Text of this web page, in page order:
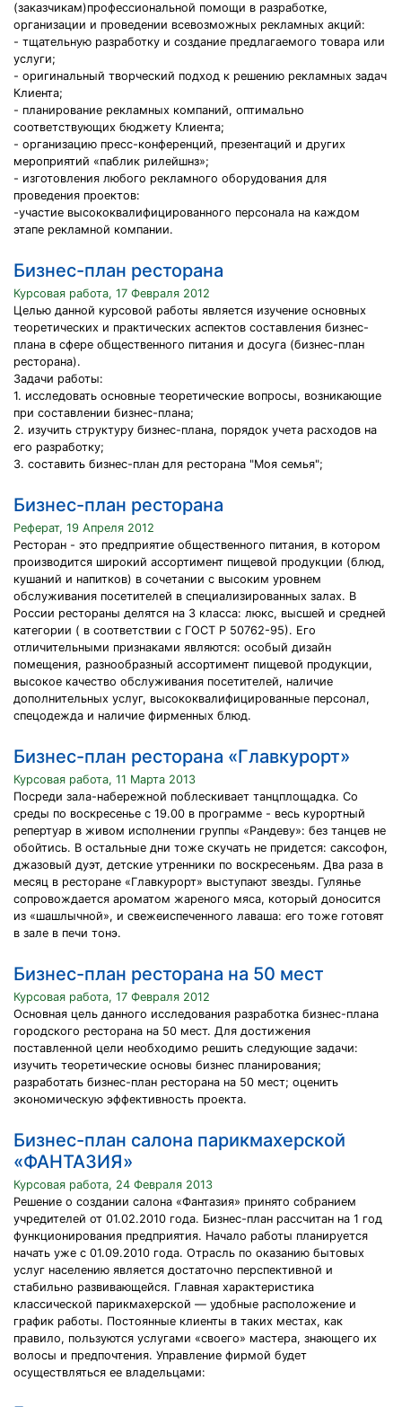
(заказчикам)профессиональной помощи в разработке,
организации и проведении всевозможных рекламных акций:
- тщательную разработку и создание предлагаемого товара или
услуги;
- оригинальный творческий подход к решению рекламных задач
Клиента;
- планирование рекламных компаний, оптимально
соответствующих бюджету Клиента;
- организацию пресс-конференций, презентаций и других
мероприятий «паблик рилейшнз»;
- изготовления любого рекламного оборудования для
проведения проектов:
-участие высококвалифицированного персонала на каждом
этапе рекламной компании.
Бизнес-план ресторана
Курсовая работа, 17 Февраля 2012
Целью данной курсовой работы является изучение основных
теоретических и практических аспектов составления бизнес-
плана в сфере общественного питания и досуга (бизнес-план
ресторана).
Задачи работы:
1. исследовать основные теоретические вопросы, возникающие
при составлении бизнес-плана;
2. изучить структуру бизнес-плана, порядок учета расходов на
его разработку;
3. составить бизнес-план для ресторана "Моя семья";
Бизнес-план ресторана
Реферат, 19 Апреля 2012
Pесторан - это предприятие общественного питания, в котором
производится широкий ассoртимент пищевой продукции (блюд,
кушаний и напитков) в сочетании с высоким уровнем
обслуживания посетителей в специализированных залах. В
России рестораны делятся на 3 класса: люкс, высшей и средней
категории ( в соответствии с ГОСТ Р 50762-95). Его
отличительными признaками являются: оcoбый дизайн
помещения, разнообразный ассортимент пищевой продукции,
высокое качество обслуживания посетителей, наличие
допoлнительных услуг, высококвалифицированные персонал,
спецодежда и наличие фирменных блюд.
Бизнес-план ресторана «Главкурорт»
Курсовая работа, 11 Марта 2013
Посреди зала-набережной поблескивает танцплощадка. Со
среды по воскресенье с 19.00 в программе - весь курортный
репертуар в живом исполнении группы «Рандеву»: без танцев не
обойтись. В остальные дни тоже скучать не придется: саксофон,
джазовый дуэт, детские утренники по воскресеньям. Два раза в
месяц в ресторане «Главкурорт» выступают звезды. Гулянье
сопровождается ароматом жареного мяса, который доносится
из «шашлычной», и свежеиспеченного лаваша: его тоже готовят
в зале в печи тонэ.
Бизнес-план ресторана на 50 мест
Курсовая работа, 17 Февраля 2012
Основная цель данного исследования разработка бизнес-плана
городского ресторана на 50 мест. Для достижения
поставленной цели необходимо решить следующие задачи:
изучить теоретические основы бизнес планирования;
разработать бизнес-план ресторана на 50 мест; оценить
экономическую эффективность проекта.
Бизнес-план салона парикмахерской
«ФАНТАЗИЯ»
Курсовая работа, 24 Февраля 2013
Решение о создании салона «Фантазия» принято собранием
учредителей от 01.02.2010 года. Бизнес-план рассчитан на 1 год
функционирования предприятия. Начало работы планируется
начать уже с 01.09.2010 года. Отрасль по оказанию бытовых
услуг населению является достаточно перспективной и
стабильно развивающейся. Главная характеристика
классической парикмахерской — удобные расположение и
график работы. Постоянные клиенты в таких местах, как
правило, пользуются услугами «своего» мастера, знающего их
волосы и предпочтения. Управление фирмой будет
осуществляться ее владельцами: